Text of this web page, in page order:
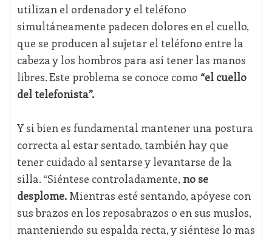
utilizan el ordenador y el teléfono
simultáneamente padecen dolores en el cuello,
que se producen al sujetar el teléfono entre la
cabeza y los hombros para así tener las manos
libres. Este problema se conoce como “el cuello
del telefonista”.
Y si bien es fundamental mantener una postura
correcta al estar sentado, también hay que
tener cuidado al sentarse y levantarse de la
silla. “Siéntese controladamente, no se
desplome.Mientras esté sentando, apóyese con
sus brazos en los reposabrazos o en sus muslos,
manteniendo su espalda recta, y siéntese lo mas